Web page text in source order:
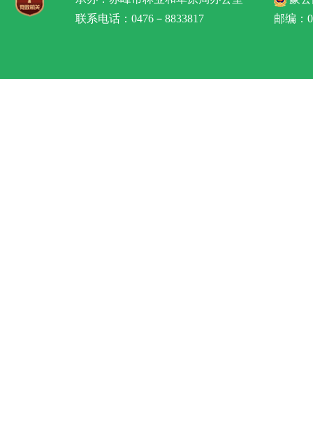
联系电话：0476－8833817
邮编：